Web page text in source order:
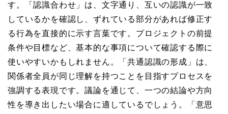
す。「認識合わせ」は、文字通り、互いの認識が一致
しているかを確認し、ずれている部分があれば修正す
る行為を直接的に示す言葉です。プロジェクトの前提
条件や目標など、基本的な事項について確認する際に
使いやすいかもしれません。「共通認識の形成」は、
関係者全員が同じ理解を持つことを目指すプロセスを
強調する表現です。議論を通じて、一つの結論や方向
性を導き出したい場合に適しているでしょう。「意思